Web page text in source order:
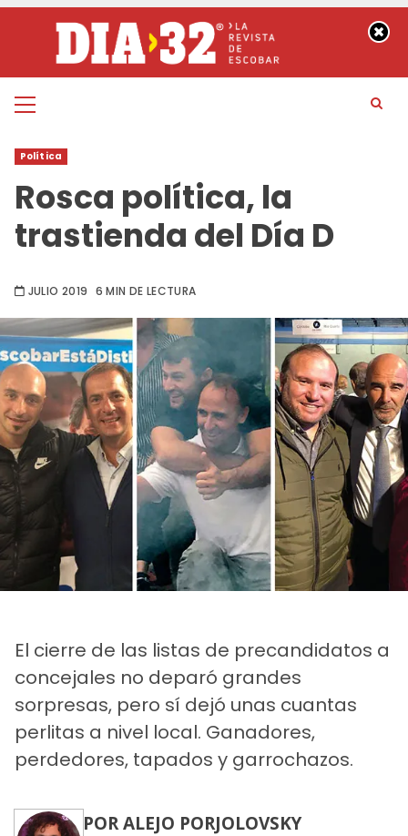
contenido
Menú
Política
Rosca política, la
trastienda del Día D
JULIO 2019 6 MIN DE LECTURA
El cierre de las listas de precandidatos a
concejales no deparó grandes
sorpresas, pero sí dejó unas cuantas
perlitas a nivel local. Ganadores,
perdedores, tapados y garrochazos.
POR ALEJO PORJOLOVSKY